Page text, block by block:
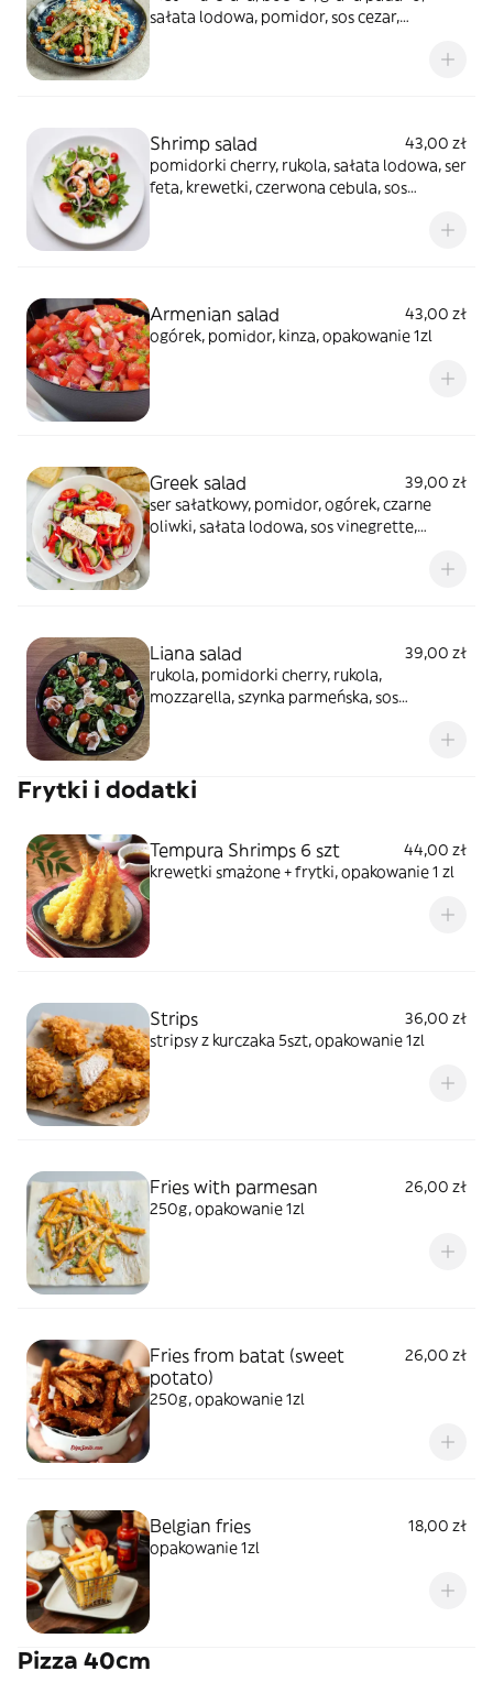
sałata lodowa, pomidor, sos cezar,
Shrimp salad
43,00 zł
pomidorki cherry, rukola, sałata lodowa, ser
feta, krewetki, czerwona cebula, sos
Armenian salad
43,00 zł
ogórek, pomidor, kinza, opakowanie 1zl
Greek salad
39,00 zł
ser sałatkowy, pomidor, ogórek, czarne
oliwki, sałata lodowa, sos vinegrette,
Liana salad
39,00 zł
rukola, pomidorki cherry, rukola,
mozzarella, szynka parmeńska, sos
Frytki i dodatki
Tempura Shrimps 6 szt
44,00 zł
krewetki smażone + frytki, opakowanie 1 zl
Strips
36,00 zł
stripsy z kurczaka 5szt, opakowanie 1zl
Fries with parmesan
26,00 zł
250g, opakowanie 1zl
Fries from batat (sweet
potato)
26,00 zł
250g, opakowanie 1zl
Belgian fries
18,00 zł
opakowanie 1zl
Pizza 40cm